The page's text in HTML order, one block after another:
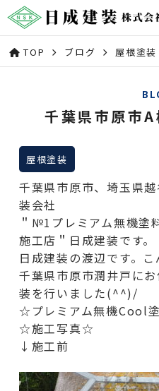
TOP ブログ 屋根塗装
千葉県市原市
屋根塗装
千葉県市原市、埼玉県
装会社
＂№1プレミアム無機
施工店＂日成建装です。
日成建装の渡辺です。
千葉県市原市潤井戸に
装を行いました(^^)/
☆プレミアム無機Cool
☆施工写真☆
↓施工前